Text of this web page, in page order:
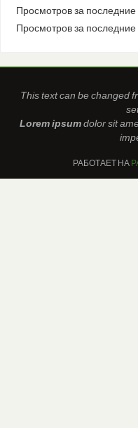
Просмотров за последние
Просмотров за
This text can be changed
Lorem ipsumdolor sit
РАБОТАЕТ НА